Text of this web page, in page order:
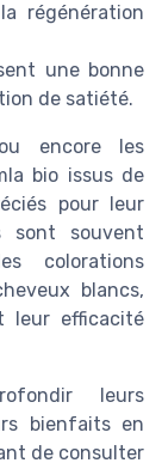
régénération
une bonne
de satiété.
encore les
bio issus de
pour leur
sont souvent
colorations
blancs,
leur efficacité
leurs
bienfaits en
de consulter